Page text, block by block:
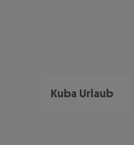
Kuba Urlaub